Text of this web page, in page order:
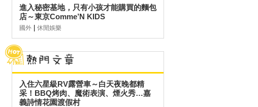
進入秘密基地，只有小孩才能購買的麵包
店～東京Comme’N KIDS
國外 休閒娛樂
入住六星級RV露營車～白天夜晚都精
采！BBQ烤肉、魔術表演、煙火秀…嘉
義詩情花園渡假村